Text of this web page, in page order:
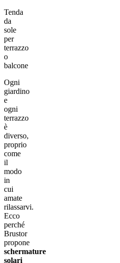
Tenda
da
sole
per
terrazzo
o
balcone
Ogni
giardino
e
ogni
terrazzo
è
diverso,
proprio
come
il
modo
in
cui
amate
rilassarvi.
Ecco
perché
Brustor
propone
schermature
solari